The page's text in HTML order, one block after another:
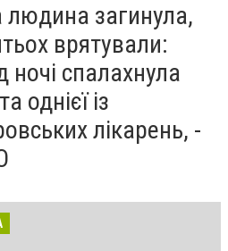
людина загинула,
врятували:
ночі спалахнула
однієї із
лікарень, -